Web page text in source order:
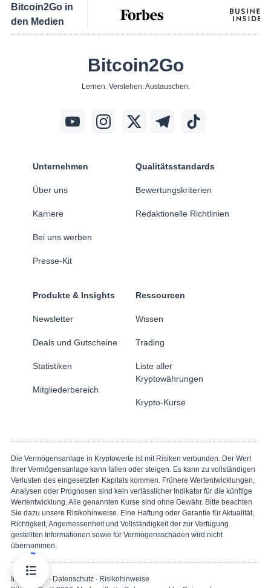
Bitcoin2Go in
den Medien
Bitcoin2Go
Lernen. Verstehen. Austauschen.
Unternehmen
Über uns
Karriere
Bei uns werben
Presse-Kit
Qualitätsstandards
Bewertungskriterien
Redaktionelle Richtlinien
Produkte & Insights
Newsletter
Deals und Gutscheine
Statistiken
Mitgliederbereich
Ressourcen
Wissen
Trading
Liste aller
Kryptowährungen
Krypto-Kurse
Die Vermögensanlage in Kryptowerte ist mit Risiken verbunden. Der Wert
Ihrer Vermögensanlage kann fallen oder steigen. Es kann zu vollständigen
Verlusten des eingesetzten Kapitals kommen. Frühere Wertentwicklungen,
Analysen oder Prognosen sind kein verlässlicher Indikator für die künftige
Wertentwicklung. Alle genannten Kurse sind ohne Gewähr. Bitte beachten
Sie dazu unsere Risikohinweise. Eine Haftung oder Garantie für Aktualität,
Richtigkeit, Angemessenheit und Vollständigkeit der zur Verfügung
gestellten Informationen sowie für Vermögensschäden wird nicht
übernommen.
Impressum∙ Datenschutz ∙ Risikohinweise